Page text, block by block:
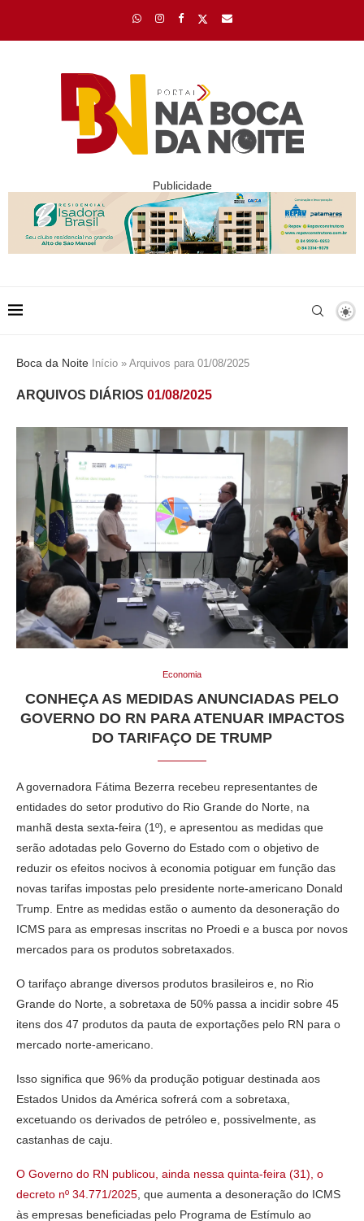
Publicidade
Boca da Noite Início » Arquivos para 01/08/2025
ARQUIVOS DIÁRIOS 01/08/2025
Economia
CONHEÇA AS MEDIDAS ANUNCIADAS PELO
GOVERNO DO RN PARA ATENUAR IMPACTOS
DO TARIFAÇO DE TRUMP
A governadora Fátima Bezerra recebeu representantes de
entidades do setor produtivo do Rio Grande do Norte, na
manhã desta sexta-feira (1º), e apresentou as medidas que
serão adotadas pelo Governo do Estado com o objetivo de
reduzir os efeitos nocivos à economia potiguar em função das
novas tarifas impostas pelo presidente norte-americano Donald
Trump. Entre as medidas estão o aumento da desoneração do
ICMS para as empresas inscritas no Proedi e a busca por novos
mercados para os produtos sobretaxados.
O tarifaço abrange diversos produtos brasileiros e, no Rio
Grande do Norte, a sobretaxa de 50% passa a incidir sobre 45
itens dos 47 produtos da pauta de exportações pelo RN para o
mercado norte-americano.
Isso significa que 96% da produção potiguar destinada aos
Estados Unidos da América sofrerá com a sobretaxa,
excetuando os derivados de petróleo e, possivelmente, as
castanhas de caju.
O Governo do RN publicou, ainda nessa quinta-feira (31), o
decreto nº 34.771/2025, que aumenta a desoneração do ICMS
às empresas beneficiadas pelo Programa de Estímulo ao